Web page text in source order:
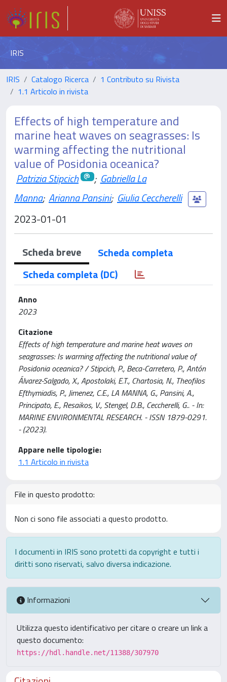
IRIS
IRIS Catalogo Ricerca
1 Contributo su Rivista
1.1 Articolo in rivista
Effects of high temperature and
marine heat waves on seagrasses: Is
warming affecting the nutritional
value of Posidonia oceanica?
Patrizia Stipcich ; Gabriella La
Manna; Arianna Pansini; Giulia Ceccherelli
2023-01-01
Scheda breve
Scheda completa
Scheda completa (DC)
Anno
2023
Citazione
Effects of high temperature and marine heat waves on
seagrasses: Is warming affecting the nutritional value of
Posidonia oceanica? / Stipcich, P., Beca-Carretero, P., Antón
Álvarez-Salgado, X., Apostolaki, E.T., Chartosia, N., Theofilos
Efthymiadis, P., Jimenez, C.E., LA MANNA, G., Pansini, A.,
Principato, E., Resaikos, V., Stengel, D.B., Ceccherelli, G.. - In:
MARINE ENVIRONMENTAL RESEARCH. - ISSN 1879-0291.
- (2023).
Appare nelle tipologie:
1.1 Articolo in rivista
File in questo prodotto:
Non ci sono file associati a questo prodotto.
I documenti in IRIS sono protetti da copyright e tutti i
diritti sono riservati, salvo diversa indicazione.
Informazioni
Utilizza questo identificativo per citare o creare un link a
questo documento:
https://hdl.handle.net/11388/307970